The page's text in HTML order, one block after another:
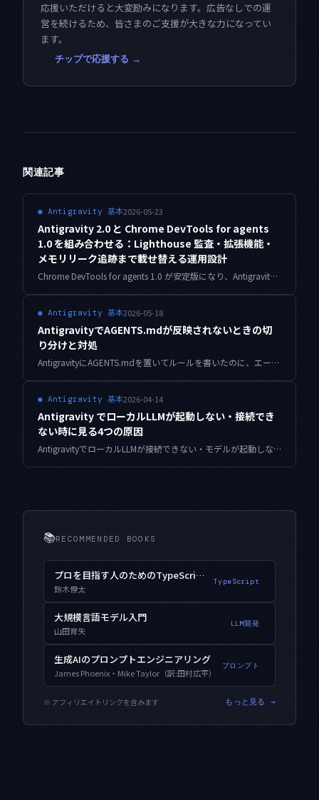
応援いただけると大変励みになります。広告なしでの運
営を続けるため、皆さまのご支援が大きな力になってい
ます。
チップで応援する →
関連記事
◉ Antigravity 基本2026-05-23
Antigravity 2.0 と Chrome DevTools for agents
1.0 を組み合わせる：Lighthouse 監査・拡張機能・
メモリリーク追跡まで載せ替える運用設計
Chrome DevTools for agents 1.0 が安定版になり、Antigravity 2.0 にもバンドルされました。エージェントから Lighthouse 監査、デバイスエミュレーション、拡張機能デバッグ、メモリ分析、自動接続をどう回すか、累計 5,000 万ダウンロードの個人開発の運用知見でまとめます。
◉ Antigravity 基本2026-05-18
AntigravityでAGENTS.mdが反映されないときの切
り分けと対処
AntigravityにAGENTS.mdを置いてルールを書いたのに、エージェントが無視して暴走する——よくあるこの症状を、配置場所・優先順位・コンテキスト枠の3軸から切り分けて修正するための実践ガイドです。
◉ Antigravity 基本2026-04-14
Antigravity でローカルLLMが起動しない・接続でき
ない時に見る4つの原因
AntigravityでローカルLLMが接続できない・モデルが起動しない問題を解決。Ollama・LM Studio連携、ポート設定、VRAMエラー、macOS/Windows別の対処法まで具体的に解説。
📚RECOMMENDED BOOKS
プロを目指す人のためのTypeScript入門
鈴木僚太
TypeScript
大規模言語モデル入門
山田育矢
LLM開発
生成AIのプロンプトエンジニアリング
James Phoenix・Mike Taylor（訳:田村広平）
プロンプト
※ アフィリエイトリンクを含みます もっと見る →